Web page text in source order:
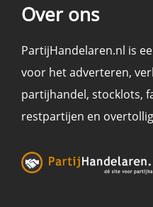
Over ons
PartijHandelaren.nl is
voor het adverteren,
partijhandel, stocklots,
restpartijen en